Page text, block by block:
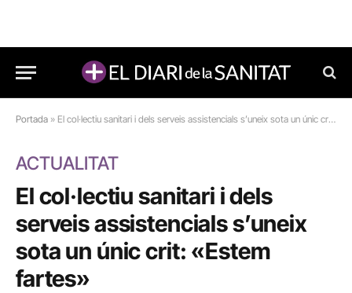
Portada » El col·lectiu sanitari i dels serveis assistencials s’uneix sota un únic crit: “Estem fartes”
ACTUALITAT
El col·lectiu sanitari i dels
serveis assistencials s’uneix
sota un únic crit: «Estem
fartes»